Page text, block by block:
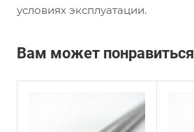
условиях эксплуатации.
Вам может понравиться
Сплав / Марка стали